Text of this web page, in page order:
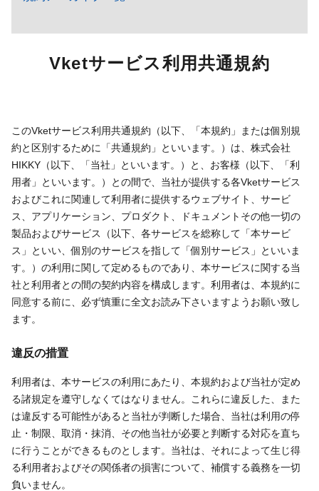
Vketサービス利用共通規約
このVketサービス利用共通規約（以下、「本規約」または個別規
約と区別するために「共通規約」といいます。）は、株式会社
HIKKY（以下、「当社」といいます。）と、お客様（以下、「利
用者」といいます。）との間で、当社が提供する各Vketサービス
およびこれに関連して利用者に提供するウェブサイト、サービ
ス、アプリケーション、プロダクト、ドキュメントその他一切の
製品およびサービス（以下、各サービスを総称して「本サービ
ス」といい、個別のサービスを指して「個別サービス」といいま
す。）の利用に関して定めるものであり、本サービスに関する当
社と利用者との間の契約内容を構成します。利用者は、本規約に
同意する前に、必ず慎重に全文お読み下さいますようお願い致し
ます。
違反の措置
利用者は、本サービスの利用にあたり、本規約および当社が定め
る諸規定を遵守しなくてはなりません。これらに違反した、また
は違反する可能性があると当社が判断した場合、当社は利用の停
止・制限、取消・抹消、その他当社が必要と判断する対応を直ち
に行うことができるものとします。当社は、それによって生じ得
る利用者およびその関係者の損害について、補償する義務を一切
負いません。